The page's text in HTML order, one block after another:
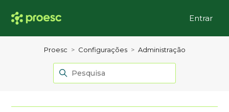
Entrar
Proesc Configurações Administração